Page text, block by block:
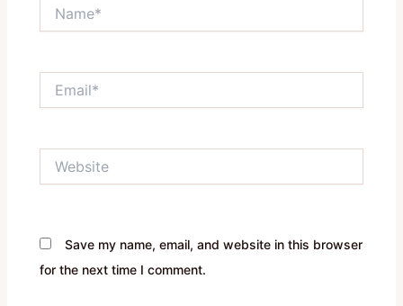
Save my name, email, and website in this browser
for the next time I comment.